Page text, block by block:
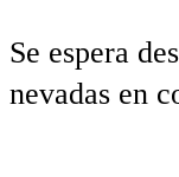
Se espera
nevadas en